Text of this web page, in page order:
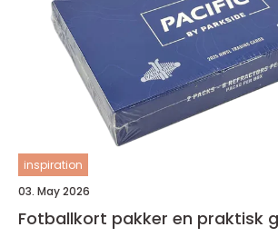
inspiration
03. May 2026
Fotballkort pakker en praktisk guide for